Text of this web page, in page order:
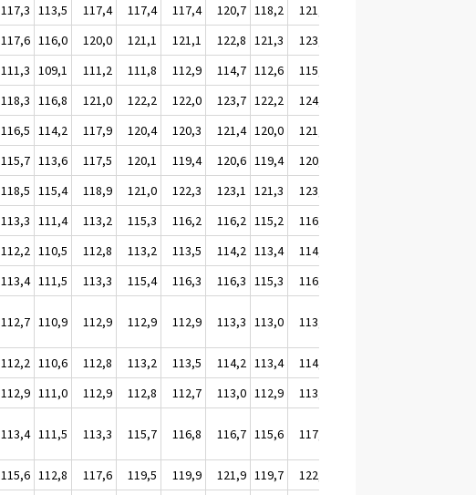
117,3 113,5 117,4 117,4 117,4 120,7 118,2
121,2
117,6 116,0 120,0 121,1 121,1 122,8 121,3
123,3
111,3 109,1 111,2 111,8 112,9 114,7 112,6
115,5
118,3 116,8 121,0 122,2 122,0 123,7 122,2
124,1
116,5 114,2 117,9 120,4 120,3 121,4 120,0
121,6
115,7 113,6 117,5 120,1 119,4 120,6 119,4
120,9
118,5 115,4 118,9 121,0 122,3 123,1 121,3
123,3
113,3 111,4 113,2 115,3 116,2 116,2 115,2
116,6
112,2 110,5 112,8 113,2 113,5 114,2 113,4
114,8
113,4 111,5 113,3 115,4 116,3 116,3 115,3
116,7
112,7 110,9 112,9 112,9 112,9 113,3 113,0 113,9
112,2 110,6 112,8 113,2 113,5 114,2 113,4
114,8
112,9 111,0 112,9 112,8 112,7 113,0 112,9
113,6
113,4 111,5 113,3 115,7 116,8 116,7 115,6 117,1
115,6 112,8 117,6 119,5 119,9 121,9 119,7
122,4